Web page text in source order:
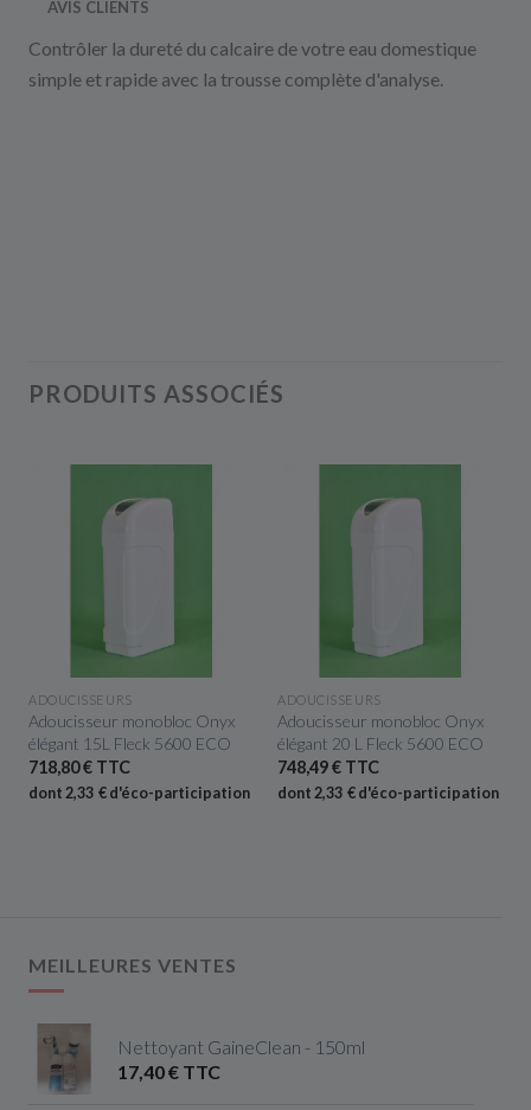
AVIS CLIENTS
Contrôler la dureté du calcaire de votre eau domestique
simple et rapide avec la trousse complète d'analyse.
PRODUITS ASSOCIÉS
APERÇU RAPIDE
ADOUCISSEURS
Adoucisseur monobloc Onyx
élégant 15L Fleck 5600 ECO
718,80 € TTC
dont 2,33 € d'éco-participation
APERÇU RAPIDE
ADOUCISSEURS
Adoucisseur monobloc Onyx
élégant 20 L Fleck 5600 ECO
748,49 € TTC
dont 2,33 € d'éco-participation
MEILLEURES VENTES
Nettoyant GaineClean - 150ml
17,40 € TTC